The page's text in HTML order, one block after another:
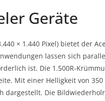
Geräte
× 1.440 Pixel) bietet der
lassen sich
ist. Die 1.500R-
Mit einer Helligkeit von
Die